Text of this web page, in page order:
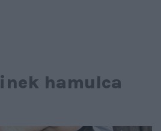
hamulca